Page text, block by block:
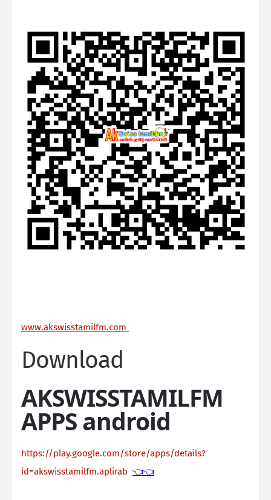
www.akswisstamilfm.com
Download
AKSWISSTAMILFM
APPS android
https://play.google.com/store/apps/details?
id=akswisstamilfm.aplirab 👈👈